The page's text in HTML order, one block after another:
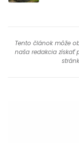
Tento článok môže
naša redakcia získať